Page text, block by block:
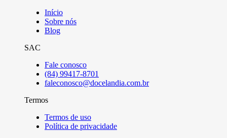
Início
Sobre nós
Blog
SAC
Fale conosco
(84) 99417-8701
faleconosco@docelandia.com.br
Termos
Termos de uso
Política de privacidade